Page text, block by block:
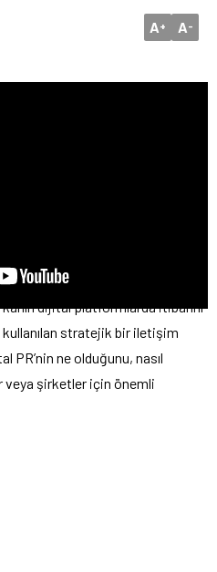
A+ A-
dijital platformlarda itibarını
stratejik bir iletişim
PR’nin ne olduğunu, nasıl
veya şirketler için önemli